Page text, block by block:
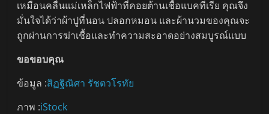
เหมือนคลื่นแม่เหล็กไฟฟ้าที่คอยต้านเชื้อแบคทีเรีย คุณจึง
มั่นใจได้ว่าผ้าปูที่นอน ปลอกหมอน และผ้านวมของคุณจะ
ถูกผ่านการฆ่าเชื้อและทำความสะอาดอย่างสมบูรณ์แบบ
ขอขอบคุณ
ข้อมูล :สิฏฐิณิศา รัชตวโรทัย
ภาพ :iStock